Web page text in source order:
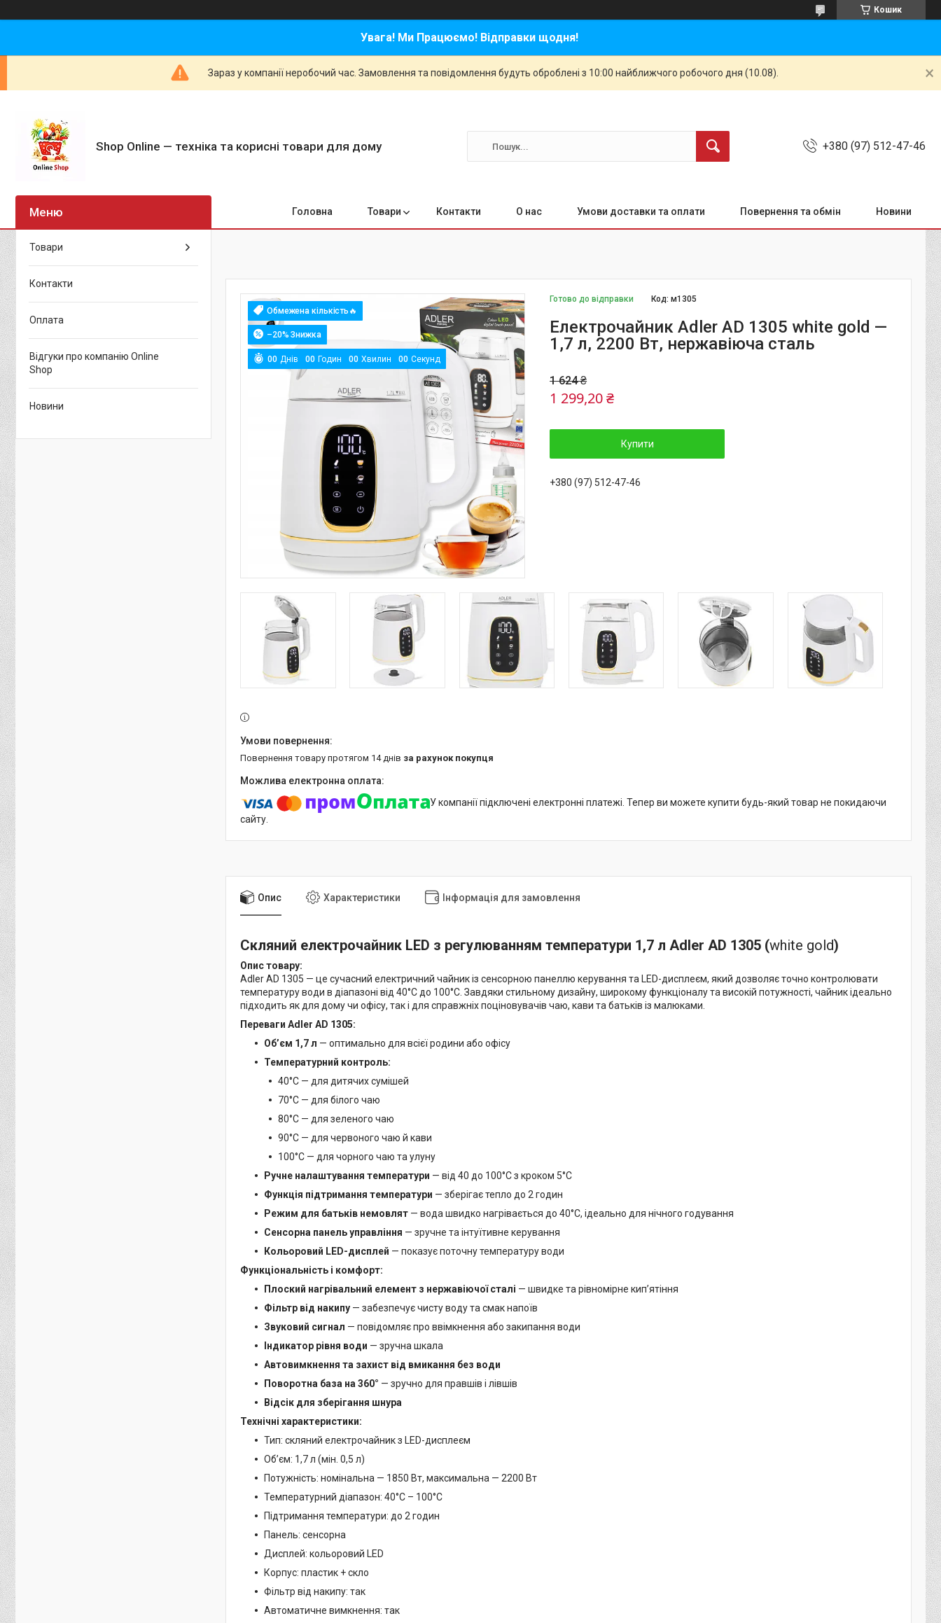
Кошик
Увага! Ми Працюємо! Відправки щодня!
Зараз у компанії неробочий час. Замовлення та повідомлення будуть оброблені з 10:00 найближчого робочого дня (10.08).
Shop Online — техніка та корисні товари для дому +380 (97) 512-47-46
Головна Товари Контакти О нас Умови доставки та оплати Повернення та обмін Новини
Обмежена кількість🔥
–20%
00 Днів 00 Годин 00 Хвилин 00 Секунд
Готово до відправки Код:м1305
Електрочайник Adler AD 1305 white gold —
1,7 л, 2200 Вт, нержавіюча сталь
1 624 ₴
1 299,20 ₴
Купити
+380 (97) 512-47-46
повернення товару протягом 14 днів за рахунок покупця
У компанії підключені електронні платежі. Тепер ви можете купити будь-який товар не покидаючи
сайту.
Опис Характеристики Інформація для замовлення
Скляний електрочайник LED з регулюванням температури 1,7 л Adler AD 1305 (white gold)
Опис товару:
Adler AD 1305 — це сучасний електричний чайник із сенсорною панеллю керування та LED-дисплеєм, який дозволяє точно контролювати
температуру води в діапазоні від 40°C до 100°C. Завдяки стильному дизайну, широкому функціоналу та високій потужності, чайник ідеально
підходить як для дому чи офісу, так і для справжніх поціновувачів чаю, кави та батьків із малюками.
Переваги Adler AD 1305:
Обʼєм 1,7 л — оптимально для всієї родини або офісу
Температурний контроль:
40°C — для дитячих сумішей
70°C — для білого чаю
80°C — для зеленого чаю
90°C — для червоного чаю й кави
100°C — для чорного чаю та улуну
Ручне налаштування температури — від 40 до 100°C з кроком 5°C
Функція підтримання температури — зберігає тепло до 2 годин
Режим для батьків немовлят — вода швидко нагрівається до 40°C, ідеально для нічного годування
Сенсорна панель управління — зручне та інтуїтивне керування
Кольоровий LED-дисплей — показує поточну температуру води
Функціональність і комфорт:
Плоский нагрівальний елемент з нержавіючої сталі — швидке та рівномірне кип’ятіння
Фільтр від накипу — забезпечує чисту воду та смак напоїв
Звуковий сигнал — повідомляє про ввімкнення або закипання води
Індикатор рівня води — зручна шкала
Автовимкнення та захист від вмикання без води
Поворотна база на 360° — зручно для правшів і лівшів
Відсік для зберігання шнура
Технічні характеристики:
Тип: скляний електрочайник з LED-дисплеєм
Обʼєм: 1,7 л (мін. 0,5 л)
Потужність: номінальна — 1850 Вт, максимальна — 2200 Вт
Температурний діапазон: 40°C – 100°C
Підтримання температури: до 2 годин
Панель: сенсорна
Дисплей: кольоровий LED
Корпус: пластик + скло
Фільтр від накипу: так
Автоматичне вимкнення: так
Товари
Контакти
Оплата
Відгуки про компанію Online
Shop
Новини